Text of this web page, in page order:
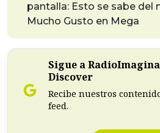
pantalla: Esto se sabe del
Mucho Gusto en Mega
Sigue a
Discover
Recibe nuestros
feed.